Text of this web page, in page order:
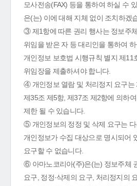
모사전송(FAX) 등을 통하여 하실 수
은(는) 이에 대해 지체 없이 조치하겠
③ 제1항에 따른 권리 행사는 정보주
위임을 받은 자 등 대리인을 통하여
개인정보 보호법 시행규칙 별지 제11
위임장을 제출하셔야 합니다.
④ 개인정보 열람 및 처리정지 요구는
제35조 제5항, 제37조 제2항에 의하
제한 될 수 있습니다.
⑤ 개인정보의 정정 및 삭제 요구는 다
개인정보가 수집 대상으로 명시되어
요구할 수 없습니다.
⑥ 아마노코리아(주)은(는) 정보주체
요구, 정정·삭제의 요구, 처리정지의